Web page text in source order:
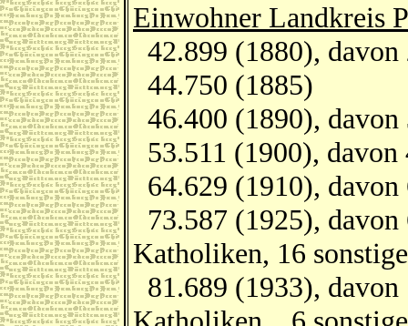
Einwohner Landkreis
42.899 (1880), davon
44.750 (1885)
46.400 (1890), davon
53.511 (1900),
64.629 (1910),
73.587 (1925),
Katholiken, 16
81.689 (1933),